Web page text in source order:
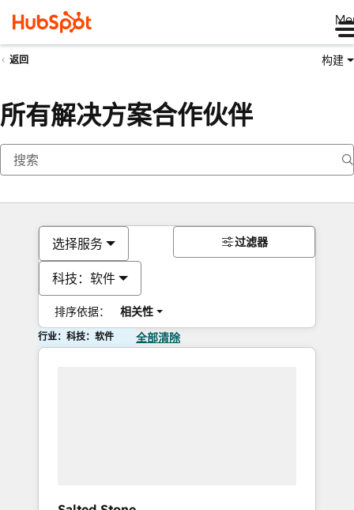
返回 构建
所有解决方案合作伙伴
选择服务
科技：软件
排序依据： 相关性
过滤器
行业：科技：软件 全部清除